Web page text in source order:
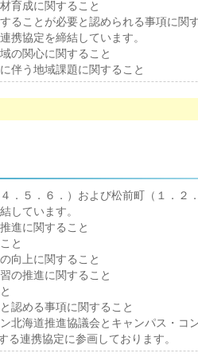
育成に関すること
ことが必要と認められる事項に関
協定を締結しています。
の関心に関すること
う地域課題に関すること
．５．６．）および松前町（１．２
しています。
進に関すること
と
向上に関すること
の推進に関すること
認める事項に関すること
北海道推進協議会とキャンパス・コ
連携協定に参画しております。